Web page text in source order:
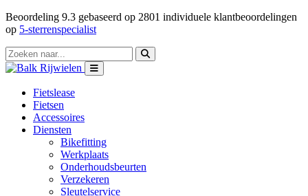
Beoordeling 9.3 gebaseerd op 2801 individuele klantbeoordelingen
op 5-sterrenspecialist
Fietslease
Fietsen
Accessoires
Diensten
Bikefitting
Werkplaats
Onderhoudsbeurten
Verzekeren
Sleutelservice